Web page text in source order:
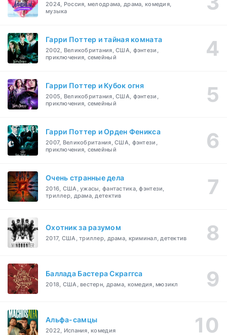
2024, Россия, мелодрама, драма, комедия,
музыка
Гарри Поттер и тайная комната
2002, Великобритания, США, фэнтези,
приключения, семейный
Гарри Поттер и Кубок огня
2005, Великобритания, США, фэнтези,
приключения, семейный
Гарри Поттер и Орден Феникса
2007, Великобритания, США, фэнтези,
приключения, семейный
Очень странные дела
2016, США, ужасы, фантастика, фэнтези,
триллер, драма, детектив
Охотник за разумом
2017, США, триллер, драма, криминал, детектив
Баллада Бастера Скраггса
2018, США, вестерн, драма, комедия, мюзикл
Альфа-самцы
2022, Испания, комедия